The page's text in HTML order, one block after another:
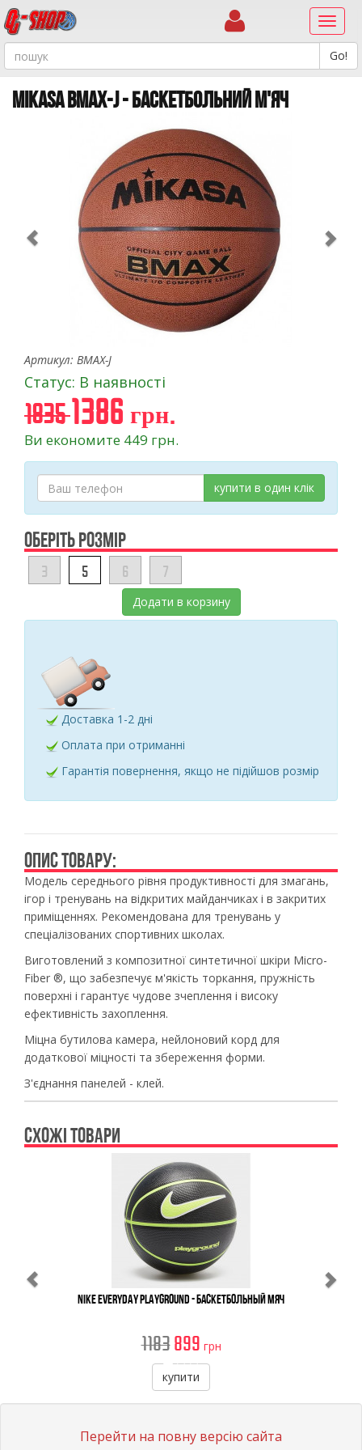
MIKASA BMAX-J - БАСКЕТБОЛЬНИЙ М'ЯЧ
Артикул: BMAX-J
Статус: В наявності
18351386 грн.
Ви економите 449 грн.
купити в один клік
ОБЕРІТЬ РОЗМІР
3 5 6 7
Додати в корзину
Доставка 1-2 дні
Оплата при отриманні
Гарантія повернення, якщо не підійшов розмір
ОПИС ТОВАРУ:
Модель середнього рівня продуктивності для змагань,
ігор і тренувань на відкритих майданчиках і в закритих
приміщеннях. Рекомендована для тренувань у
спеціалізованих спортивних школах.
Виготовлений з композитної синтетичної шкіри Micro-
Fiber ®, що забезпечує м'якість торкання, пружність
поверхні і гарантує чудове зчеплення і високу
ефективність захоплення.
Міцна бутилова камера, нейлоновий корд для
додаткової міцності та збереження форми.
З'єднання панелей - клей.
СХОЖІ ТОВАРИ
Nike Everyday Playground - Баскетбольный Мяч
1183 899 грн
купити
Перейти на повну версію сайта